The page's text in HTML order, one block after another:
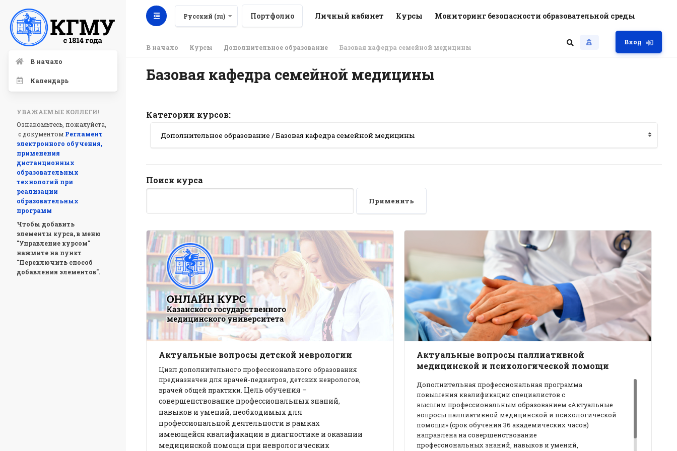
Русский ‎(ru)‎ Портфолио Личный кабинет Курсы Мониторинг безопасности образовательной среды
Вход
В начало Курсы Дополнительное образование Базовая кафедра семейной медицины
Базовая кафедра семейной медицины
Категории курсов:
Поиск курса
Применить
Актуальные вопросы детской неврологии
Цикл дополнительного профессионального образования
предназначен для врачей-педиатров, детских неврологов,
врачей общей практики. Цель обучения –
совершенствование профессиональных знаний,
навыков и умений, необходимых для
профессиональной деятельности в рамках
имеющейся квалификации в диагностике и оказании
медицинской помощи при неврологических
Актуальные вопросы паллиативной
медицинской и психологической помощи
Дополнительная профессиональная программа
повышения квалификации специалистов с
высшим профессиональным образованием «Актуальные
вопросы паллиативной медицинской и психологической
помощи» (срок обучения 36 академических часов)
направлена на совершенствование
профессиональных знаний, навыков и умений,
В начало
Календарь
УВАЖАЕМЫЕ КОЛЛЕГИ!
Ознакомьтесь, пожалуйста,
с документом Регламент
электронного обучения,
применения
дистанционных
образовательных
технологий при
реализации
образовательных
программ
Чтобы добавить
элементы курса, в меню
"Управление курсом"
нажмите на пункт
"Переключить способ
добавления элементов".